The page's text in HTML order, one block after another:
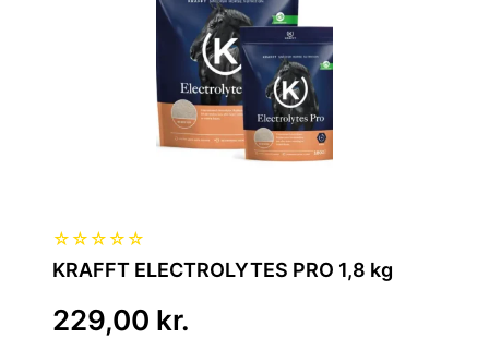
☆ ☆ ☆ ☆ ☆
KRAFFT ELECTROLYTES PRO 1,8 kg
229,00 kr.